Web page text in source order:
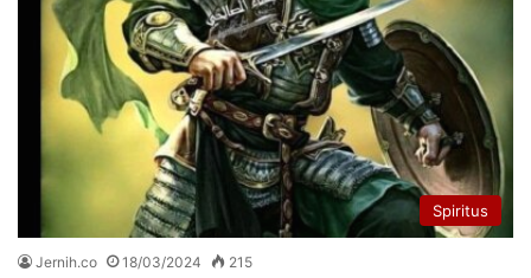
Spiritus
Jernih.co 18/03/2024 215